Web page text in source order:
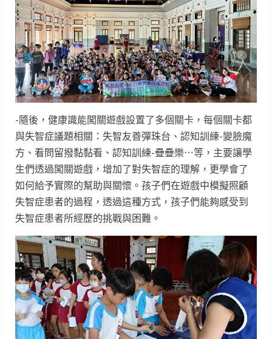
-隨後，健康識能闖關遊戲設置了多個關卡，每個關卡都
與失智症議題相關：失智友善彈珠台、認知訓練-變臉魔
方、看問留撥黏黏看、認知訓練-疊疊樂⋯等，主要讓學
生們透過闖關遊戲，增加了對失智症的理解，更學會了
如何給予實際的幫助與關懷。孩子們在遊戲中模擬照顧
失智症患者的過程，透過這種方式，孩子們能夠感受到
失智症患者所經歷的挑戰與困難。